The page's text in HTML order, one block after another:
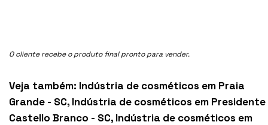
O cliente recebe o produto final pronto para vender.
Veja também: Indústria de cosméticos em Praia
Grande - SC, Indústria de cosméticos em Presidente
Castello Branco - SC, Indústria de cosméticos em